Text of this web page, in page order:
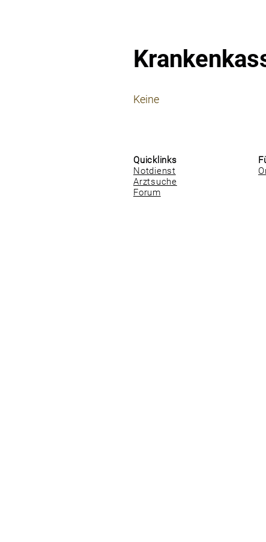
Keine
Quicklinks
Notdienst
Arztsuche
Forum